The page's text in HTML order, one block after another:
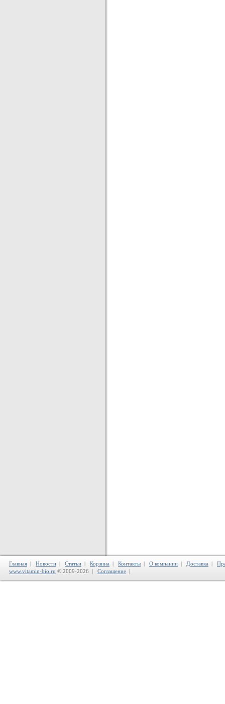
Главная | Новости | Статьи | Корзина | Контакты | О компании | Доставка |
www.vitamin-bio.ru © 2009-2026 | Соглашение |